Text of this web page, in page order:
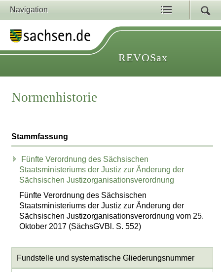
Navigation
REVOSax
Normenhistorie
Stammfassung
Fünfte Verordnung des Sächsischen
Staatsministeriums der Justiz zur Änderung der
Sächsischen Justizorganisationsverordnung
Fünfte Verordnung des Sächsischen
Staatsministeriums der Justiz zur Änderung der
Sächsischen Justizorganisationsverordnung vom 25.
Oktober 2017 (SächsGVBl. S. 552)
Fundstelle und systematische Gliederungsnummer